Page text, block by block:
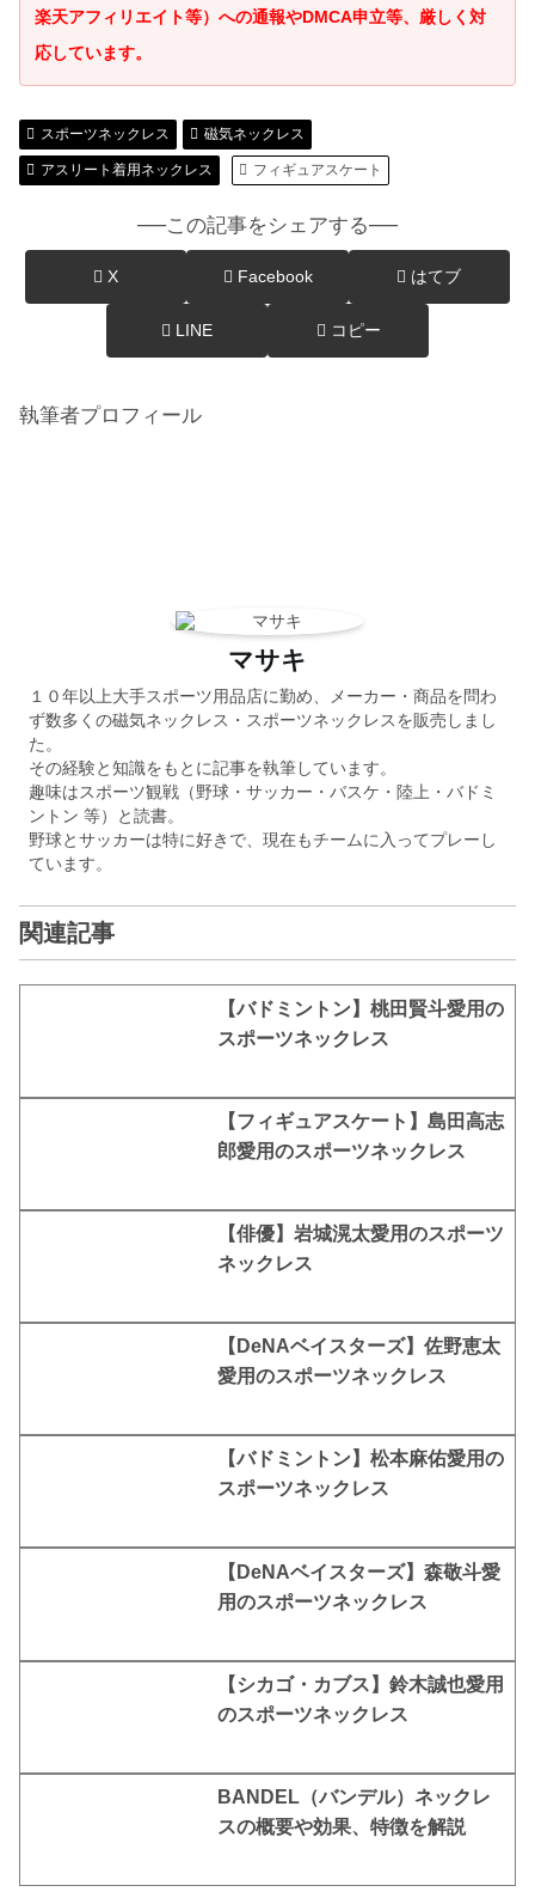
楽天アフィリエイト等）への通報やDMCA申立等、厳しく対
応しています。
スポーツネックレス 磁気ネックレス
アスリート着用ネックレス フィギュアスケート
──この記事をシェアする──
X Facebook はてブ
LINE コピー
執筆者プロフィール
マサキ
１０年以上大手スポーツ用品店に勤め、メーカー・商品を問わ
ず数多くの磁気ネックレス・スポーツネックレスを販売しまし
た。
その経験と知識をもとに記事を執筆しています。
趣味はスポーツ観戦（野球・サッカー・バスケ・陸上・バドミ
ントン 等）と読書。
野球とサッカーは特に好きで、現在もチームに入ってプレーし
ています。
関連記事
【バドミントン】桃田賢斗愛用の
スポーツネックレス
【フィギュアスケート】島田高志
郎愛用のスポーツネックレス
【俳優】岩城滉太愛用のスポーツ
ネックレス
【DeNAベイスターズ】佐野恵太
愛用のスポーツネックレス
【バドミントン】松本麻佑愛用の
スポーツネックレス
【DeNAベイスターズ】森敬斗愛
用のスポーツネックレス
【シカゴ・カブス】鈴木誠也愛用
のスポーツネックレス
BANDEL（バンデル）ネックレ
スの概要や効果、特徴を解説